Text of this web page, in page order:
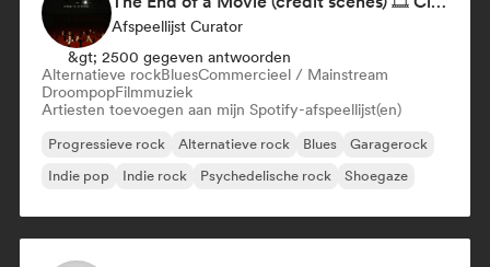
Afspeellijst Curator
&gt; 2500 gegeven antwoorden
Alternatieve rockBluesCommercieel / Mainstream
DroompopFilmmuziek
Artiesten toevoegen aan mijn Spotify-afspeellijst(en)
Progressieve rock Alternatieve rock Blues
Garagerock
Indie pop
Indie rock Psychedelische rock Shoegaze